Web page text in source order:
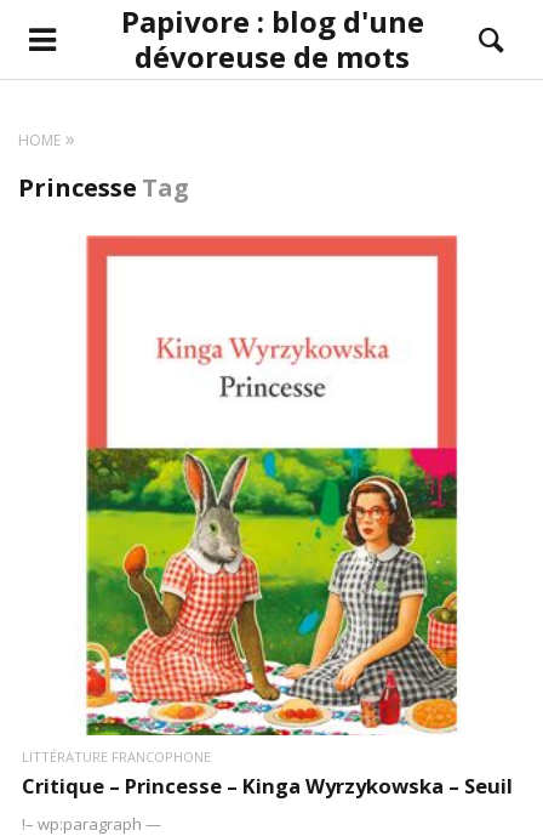
Papivore : blog d'une
dévoreuse de mots
HOME
Princesse Tag
LIRE LA SUITE
LITTÉRATURE FRANCOPHONE
Critique – Princesse – Kinga Wyrzykowska – Seuil
!– wp:paragraph —